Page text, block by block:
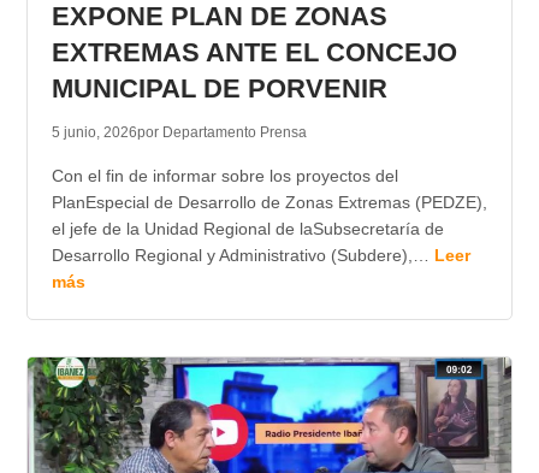
EXPONE PLAN DE ZONAS
EXTREMAS ANTE EL CONCEJO
MUNICIPAL DE PORVENIR
5 junio, 2026por Departamento Prensa
Con el fin de informar sobre los proyectos del
PlanEspecial de Desarrollo de Zonas Extremas (PEDZE),
el jefe de la Unidad Regional de laSubsecretaría de
Desarrollo Regional y Administrativo (Subdere),… Leer
más